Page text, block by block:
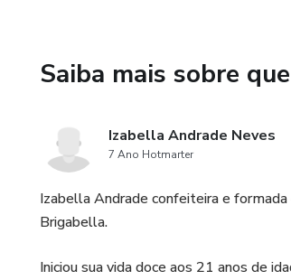
Saiba mais sobre
Izabella Andrade Neves
7 Ano Hotmarter
Izabella Andrade confeiteira e
Brigabella.
Iniciou sua vida doce aos 21 anos de